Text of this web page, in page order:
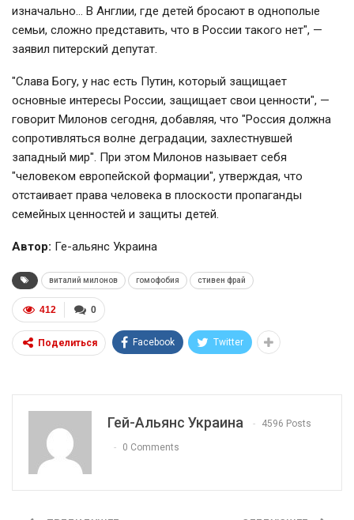
изначально… В Англии, где детей бросают в однополые
семьи, сложно представить, что в России такого нет", —
заявил питерский депутат.
"Слава Богу, у нас есть Путин, который защищает
основные интересы России, защищает свои ценности", —
говорит Милонов сегодня, добавляя, что "Россия должна
сопротивляться волне деградации, захлестнувшей
западный мир". При этом Милонов называет себя
"человеком европейской формации", утверждая, что
отстаивает права человека в плоскости пропаганды
семейных ценностей и защиты детей.
Автор: Ге-альянс Украина
виталий милонов гомофобия стивен фрай
0
412
Поделиться Facebook Twitter
Гей-Альянс Украина 4596 Posts
0 Comments